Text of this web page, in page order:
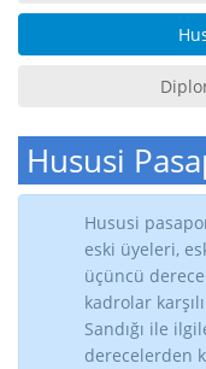
Hususi
Hususi
eski üyeleri,
üçüncü
kadrolar
Sandığı ile
derecelerden